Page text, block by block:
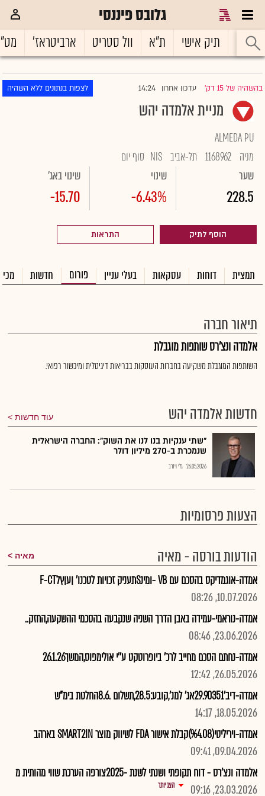
גלובס פיננסי
ראשי תיק אישי ת"א וול סטריט ארביטראז'
בהשהיה של 15 דק' |עדכון אחרון 14:24 לצפות בנתונים ללא השהיה
מניית אלמדה יהש
ALMEDA PU
מניה 1168962 תל-אביב NIS סוף יום
שער
228.5
שינוי
-6.43%
שינוי באג'
-15.70
הוסף לתיק התראות
תמצית דוחות עסקאות בעלי עניין פורום חדשות
תיאור חברה
אלמדה ונצ'רס שותפות מוגבלת
השותפות המוגבלת משקיעה בחברות העוסקות בבריאות דיגיטלית ומיכשור רפואי.
חדשות אלמדה יהש עוד חדשות
"שתי ענקיות בנו לנו את השוק": החברה הישראלית
שנמכרת ב-270 מיליון דולר
26.05.2026 גלי וינרב
הצעות פרסומיות
הודעות בורסה - מאיה
מאיה
אמדה-אוגמדיקס בהסכם עם VB -ומינSתעניק זכויות לטכנו' ןעןץלF-CT
10.07.2026, 08:26
אמדה-נוראמי-עמידה באבן הדרך השניה שנקבעה בהסכמי ההשקעה,החזק..
23.06.2026, 08:46
אמדה-נחתם הסכם מחייב לרכ' ביופרוטקט ע''י אולימפוס,המשך26.1.26
26.05.2026, 12:42
אמדה-דיב'29.90351אג' למנ',קובע:28.5,תשלום .8.6החלטת בימ"ש
18.05.2026, 14:17
אמדה-ויריליטי(%4.08)קבלת אישור FDA לשיווק מוצר SMART2IN בארהב
09.04.2026, 09:41
אלמדה ונצ'רס - דוח תקופתי ושנתי לשנת -2025צורפה הערכת שווי מהותית מ
23.03.2026, 09:16
הצג יותר